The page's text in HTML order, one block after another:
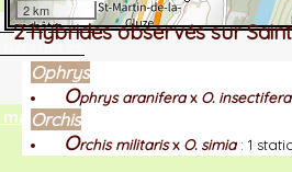
?
maille
2 km
2 hybrides observés sur
Ophrys
Ophrys araniferax O. insectifera
Orchis
Orchis militarisx O. simia: 1